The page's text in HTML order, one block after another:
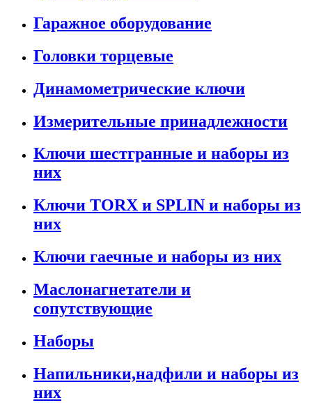
Гаражное оборудование
Головки торцевые
Динамометрические ключи
Измерительные принадлежности
Ключи шестгранные и наборы из
них
Ключи TORX и SPLIN и наборы из
них
Ключи гаечные и наборы из них
Маслонагнетатели и
сопутствующие
Наборы
Напильники,надфили и наборы из
них